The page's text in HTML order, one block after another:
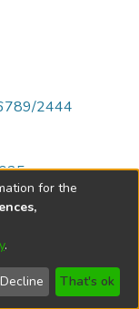
2444
for the
.
Decline That's ok